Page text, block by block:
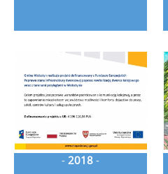
- 2018 -